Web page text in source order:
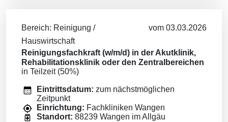
Bereich: Reinigung /
Hauswirtschaft
vom 03.03.2026
Reinigungsfachkraft (w/m/d) in der Akutklinik,
Rehabilitationsklinik oder den Zentralbereichen
in Teilzeit (50%)
Eintrittsdatum: zum nächstmöglichen
Zeitpunkt
Einrichtung: Fachkliniken Wangen
Standort: 88239 Wangen im Allgäu